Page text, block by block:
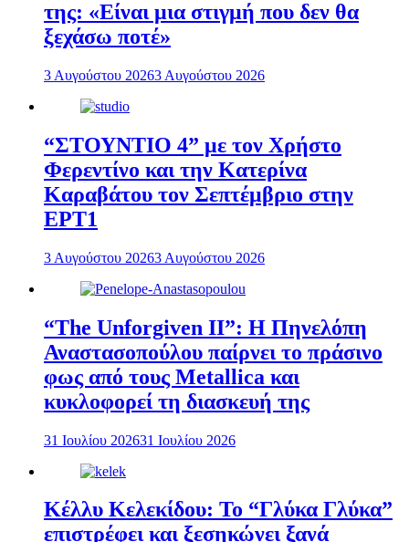
της: «Είναι μια στιγμή που δεν θα
ξεχάσω ποτέ»
3 Αυγούστου 20263 Αυγούστου 2026
“ΣΤΟΥΝΤΙΟ 4” με τον Χρήστο
Φερεντίνο και την Κατερίνα
Καραβάτου τον Σεπτέμβριο στην
ΕΡΤ1
3 Αυγούστου 20263 Αυγούστου 2026
“The Unforgiven II”: Η Πηνελόπη
Αναστασοπούλου παίρνει το πράσινο
φως από τους Metallica και
κυκλοφορεί τη διασκευή της
31 Ιουλίου 202631 Ιουλίου 2026
Κέλλυ Κελεκίδου: Το “Γλύκα Γλύκα”
επιστρέφει και ξεσηκώνει ξανά